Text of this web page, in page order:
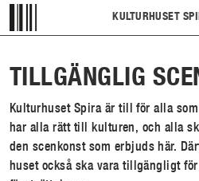
KULTURHUSET
TILLGÄNGLIG
Kulturhuset Spira är till för alla
har alla rätt till kulturen, och alla
den scenkonst som erbjuds här.
huset också ska vara tillgängligt